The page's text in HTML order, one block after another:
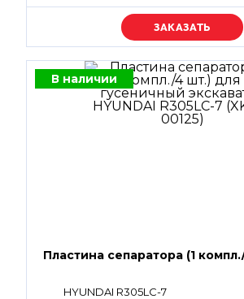
Уточняйте цену
В наличии
Пластина сепаратора (1
HYUNDAI R305LC-7